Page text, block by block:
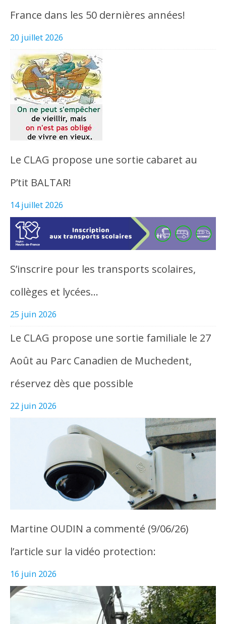
France dans les 50 dernières années!
20 juillet 2026
Le CLAG propose une sortie cabaret au
P’tit BALTAR!
14 juillet 2026
S’inscrire pour les transports scolaires,
collèges et lycées…
25 juin 2026
Le CLAG propose une sortie familiale le 27
Août au Parc Canadien de Muchedent,
réservez dès que possible
22 juin 2026
Martine OUDIN a commenté (9/06/26)
l’article sur la vidéo protection:
16 juin 2026